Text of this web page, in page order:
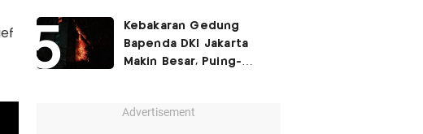
Layanan Kesehatan
Kebakaran Gedung
Bapenda DKI Jakarta
Makin Besar, Puing-
Advertisement